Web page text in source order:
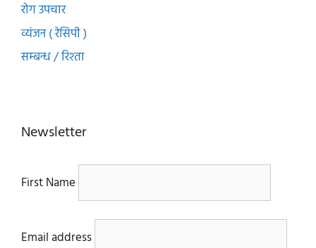
रोग उपचार
व्यंजन ( रेसिपी )
सम्बन्ध / रिश्ता
Newsletter
First Name
Email address